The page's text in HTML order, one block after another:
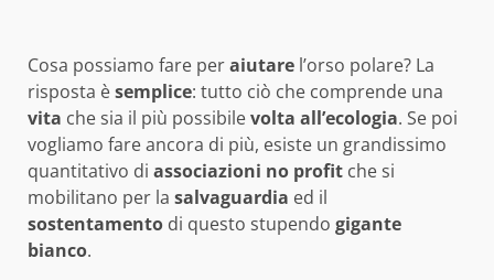
Cosa possiamo fare peraiutare l’orso polare? La
risposta èsemplice: tutto ciò che comprende una
vita che sia il più possibilevolta all’ecologia. Se poi
vogliamo fare ancora di più, esiste un grandissimo
quantitativo di associazioni no profit che si
mobilitano per la salvaguardia ed il
sostentamento di questo stupendo gigante
bianco.